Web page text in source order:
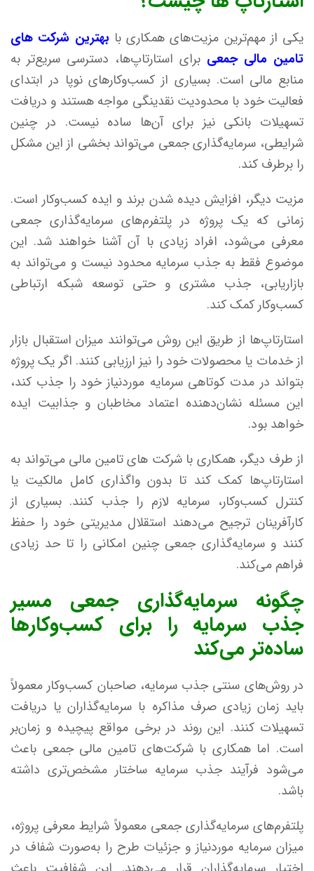
یکی از مهم‌ترین مزیت‌های همکاری با بهترین شرکت ‌های
تامین مالی جمعی برای استارتاپ‌ها، دسترسی سریع‌تر به
منابع مالی است. بسیاری از کسب‌وکارهای نوپا در ابتدای
فعالیت خود با محدودیت نقدینگی مواجه هستند و دریافت
تسهیلات بانکی نیز برای آن‌ها ساده نیست. در چنین
شرایطی، سرمایه‌گذاری جمعی می‌تواند بخشی از این مشکل
را برطرف کند.
مزیت دیگر، افزایش دیده شدن برند و ایده کسب‌وکار است.
زمانی که یک پروژه در پلتفرم‌های سرمایه‌گذاری جمعی
معرفی می‌شود، افراد زیادی با آن آشنا خواهند شد. این
موضوع فقط به جذب سرمایه محدود نیست و می‌تواند به
بازاریابی، جذب مشتری و حتی توسعه شبکه ارتباطی
کسب‌وکار کمک کند.
استارتاپ‌ها از طریق این روش می‌توانند میزان استقبال بازار
از خدمات یا محصولات خود را نیز ارزیابی کنند. اگر یک پروژه
بتواند در مدت کوتاهی سرمایه موردنیاز خود را جذب کند،
این مسئله نشان‌دهنده اعتماد مخاطبان و جذابیت ایده
خواهد بود.
از طرف دیگر، همکاری با شرکت های تامین مالی می‌تواند به
استارتاپ‌ها کمک کند تا بدون واگذاری کامل مالکیت یا
کنترل کسب‌وکار، سرمایه لازم را جذب کنند. بسیاری از
کارآفرینان ترجیح می‌دهند استقلال مدیریتی خود را حفظ
کنند و سرمایه‌گذاری جمعی چنین امکانی را تا حد زیادی
فراهم می‌کند.
چگونه سرمایه‌گذاری جمعی مسیر
جذب سرمایه را برای کسب‌وکارها
ساده‌تر می‌کند
در روش‌های سنتی جذب سرمایه، صاحبان کسب‌وکار معمولاً
باید زمان زیادی صرف مذاکره با سرمایه‌گذاران یا دریافت
تسهیلات کنند. این روند در برخی مواقع پیچیده و زمان‌بر
است. اما همکاری با شرکت‌های تامین مالی جمعی باعث
می‌شود فرآیند جذب سرمایه ساختار مشخص‌تری داشته
باشد.
پلتفرم‌های سرمایه‌گذاری جمعی معمولاً شرایط معرفی پروژه،
میزان سرمایه موردنیاز و جزئیات طرح را به‌صورت شفاف در